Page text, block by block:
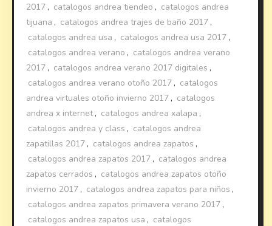
2017 , catalogos andrea tiendeo , catalogos andrea
tijuana , catalogos andrea trajes de baño 2017 ,
catalogos andrea usa , catalogos andrea usa 2017 ,
catalogos andrea verano , catalogos andrea verano
2017 , catalogos andrea verano 2017 digitales ,
catalogos andrea verano otoño 2017 , catalogos
andrea virtuales otoño invierno 2017 , catalogos
andrea x internet, catalogos andrea xalapa ,
catalogos andrea y class , catalogos andrea
zapatillas 2017 , catalogos andrea zapatos ,
catalogos andrea zapatos 2017 , catalogos andrea
zapatos cerrados , catalogos andrea zapatos otoño
invierno 2017 , catalogos andrea zapatos para niños ,
catalogos andrea zapatos primavera verano 2017 ,
catalogos andrea zapatos usa , catalogos